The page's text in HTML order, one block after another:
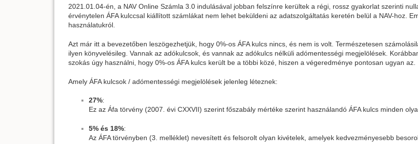
2021.01.04-én, a NAV Online Számla 3.0 indulásával jobban felszínre kerültek a régi, rossz gyakorlat szerinti
érvénytelen ÁFA kulccsal kiállított számlákat nem lehet beküldeni az adatszolgáltatás keretén belül a NAV-hoz.
használatukról.
Azt már itt a bevezetőben leszögezhetjük, hogy 0%-os ÁFA kulcs nincs, és nem is volt. Természetesen
ilyen könyvelésileg. Vannak az adókulcsok, és vannak az adókulcs nélküli adómentességi megjelölések.
szokás úgy használni, hogy 0%-os ÁFA kulcs került be a többi közé, hiszen a végeredménye pontosan ugyan az.
Amely ÁFA kulcsok / adómentességi megjelölések jelenleg léteznek:
27%:
Ez az Áfa törvény (2007. évi CXXVII) szerint főszabály mértéke szerint használandó ÁFA kulcs minden
5% és 18%:
Az ÁFA törvényben (3. melléklet) nevesített és felsorolt olyan kivételek, amelyek kedvezményesebb